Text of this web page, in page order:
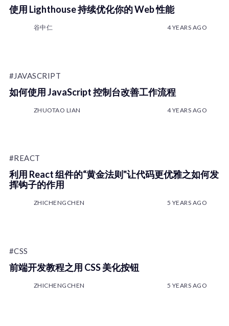
使用 Lighthouse 持续优化你的 Web 性能
谷中仁 4 YEARS AGO
#JAVASCRIPT
如何使用 JavaScript 控制台改善工作流程
ZHUOTAO LIAN 4 YEARS AGO
#REACT
利用 React 组件的“黄金法则"让代码更优雅之如何发
挥钩子的作用
ZHICHENGCHEN 5 YEARS AGO
#CSS
前端开发教程之用 CSS 美化按钮
ZHICHENGCHEN 5 YEARS AGO